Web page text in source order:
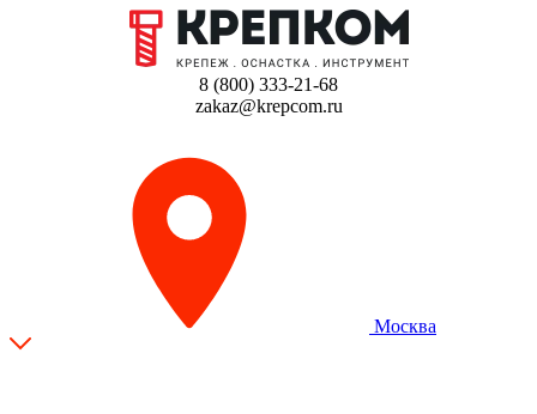
8 (800) 333-21-68
zakaz@krepcom.ru
Москва